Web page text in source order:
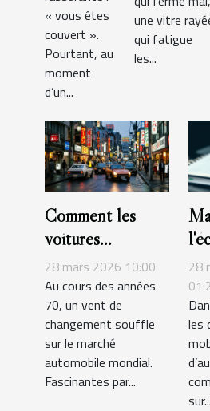
« vous êtes
couvert ».
Pourtant, au
moment
d’un...
une vitre
qui fatigue
les...
Comment les
voitures
japonaises des
années 70 ont-
elles changé le
marché
automobile ?
28 mars 2026 10:00
Au cours des années
70, un vent de
changement souffle
sur le marché
automobile mondial.
Fascinantes par...
28
les
sur...